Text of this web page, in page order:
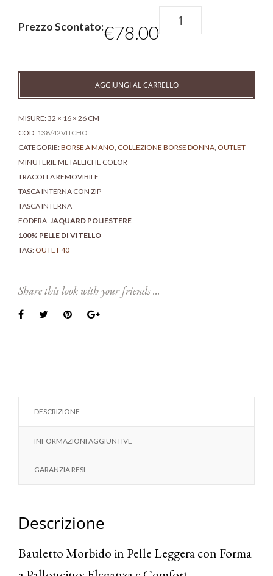
Prezzo Scontato:€78.00tondo
quantità
AGGIUNGI AL CARRELLO
MISURE: 32 × 16 × 26 CM
COD: 138/42VITCHO
CATEGORIE:BORSE A MANO, COLLEZIONE BORSE DONNA, OUTLET
MINUTERIE METALLICHE COLOR
TRACOLLA REMOVIBILE
TASCA INTERNA CON ZIP
TASCA INTERNA
FODERA:JAQUARD POLIESTERE
100% PELLE DI VITELLO
TAG: OUTET 40
Share this look with your friends ...
DESCRIZIONE
INFORMAZIONI AGGIUNTIVE
GARANZIA RESI
Descrizione
Bauletto Morbido in Pelle Leggera con Forma